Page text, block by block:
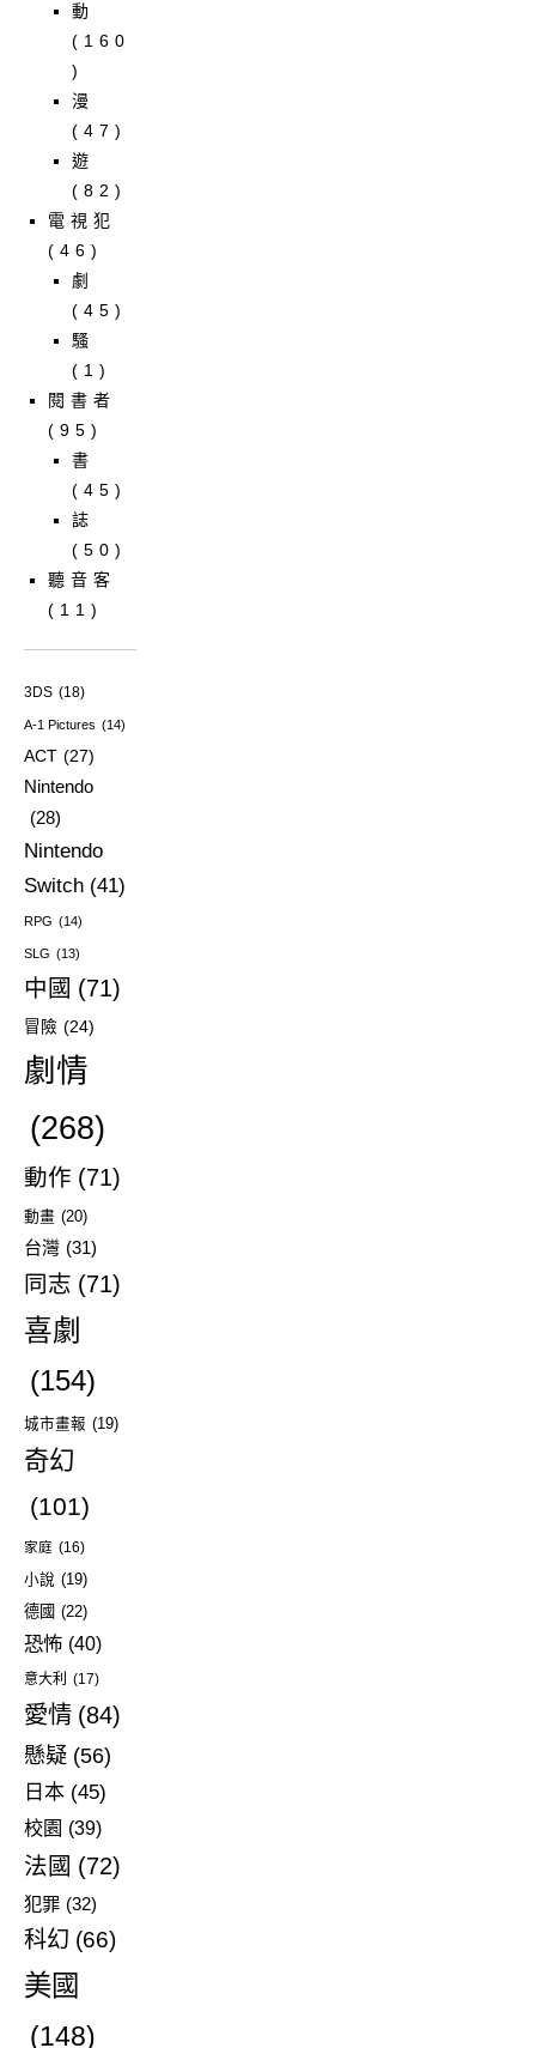
動
(160
)
漫
(47)
遊
(82)
電視犯
(46)
劇
(45)
騷
(1)
閱書者
(95)
書
(45)
誌
(50)
聽音客
(11)
3DS (18)
A-1 Pictures (14)
ACT (27)
Nintendo
(28)
Nintendo
Switch (41)
RPG (14)
SLG (13)
中國 (71)
冒險 (24)
劇情
(268)
動作 (71)
動畫 (20)
台灣 (31)
同志 (71)
喜劇
(154)
城市畫報 (19)
奇幻
(101)
家庭 (16)
小說 (19)
德國 (22)
恐怖 (40)
意大利 (17)
愛情 (84)
懸疑 (56)
日本 (45)
校園 (39)
法國 (72)
犯罪 (32)
科幻 (66)
美國
(148)